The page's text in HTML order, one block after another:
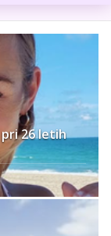
26 letih